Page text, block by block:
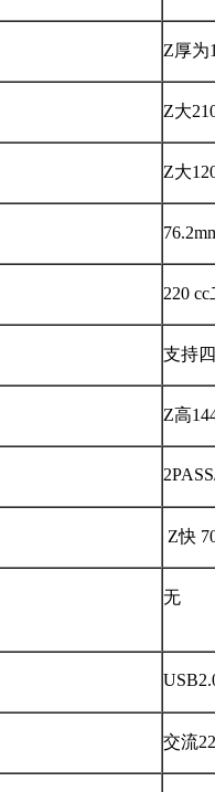
Z厚为
Z大
Z大
220
支持
Z高
Z快
无
交流